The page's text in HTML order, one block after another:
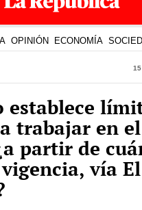
OPINIÓN ECONOMÍA
establece
trabajar en el
partir de
vía El